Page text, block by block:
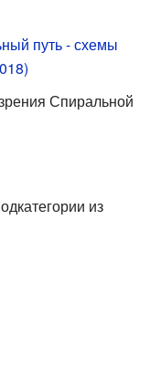
путь - схемы
Спиральной
из